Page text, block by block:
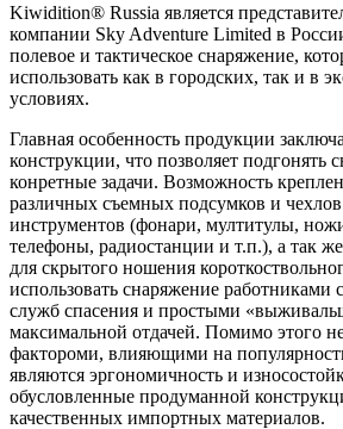
Kiwidition® Russia является
компании Sky Adventure Limited в
полевое и тактическое снаряжение,
использовать как в городских, так и в
условиях.
Главная особенность продукции
конструкции, что позволяет подгонять
конретные задачи. Возможность
различных съемных подсумков и
инструментов (фонари, мултитулы,
телефоны, радиостанции и т.п.), а так
для скрытого ношения
использовать снаряжение работниками
служб спасения и простыми
максимальной отдачей. Помимо этого
фактороми, влияющими на
являются эргономичность и
обусловленные продуманной
качественных импортных материалов.